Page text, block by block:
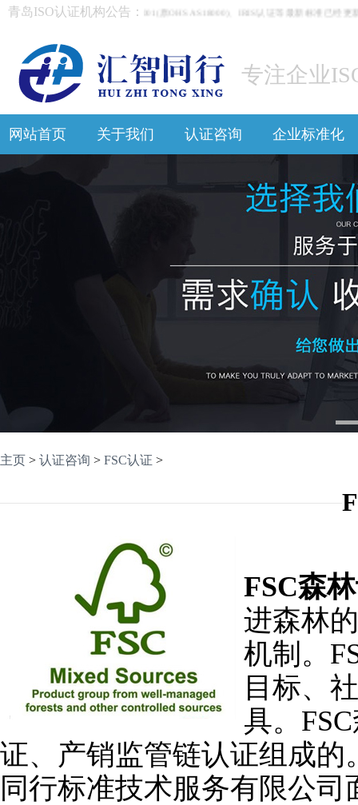
青岛ISO认证机构公告：
ISO9001:2015、ISO45001(原OHSAS18000)、IRIS认证等最新标准已经更
专注企业
网站首页 关于我们 认证咨询 企业标准化
1
主页 > 认证咨询 > FSC认证 >
FSC森
进森林
机制。
目标、
具。
证、产销监管链认证组成的
同行标准技术服务有限公